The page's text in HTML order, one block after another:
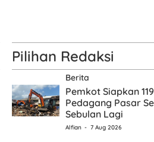
Pilihan Redaksi
Berita
Pemkot Siapkan
Pedagang Pasar
Sebulan Lagi
Alfian 7 Aug 2026